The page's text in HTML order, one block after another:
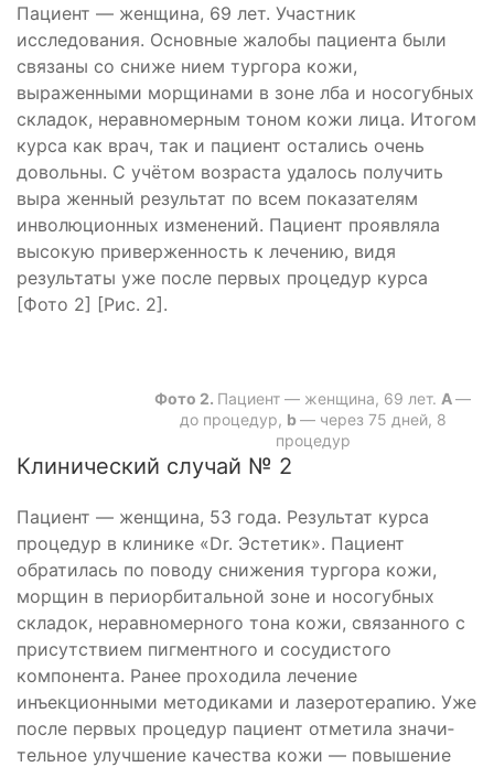
Пациент — женщина, 69 лет. Участник
исследования. Основные жалобы пациента были
связаны со сниже­ нием тургора кожи,
выраженными морщинами в зоне лба и носогубных
складок, неравномерным тоном кожи лица. Итогом
курса как врач, так и пациент остались очень
довольны. С учётом возраста удалось получить
выра­ женный результат по всем показателям
инволюционных изменений. Пациент проявляла
высокую приверженность к лечению, видя
результаты уже после первых процедур курса
[Фото 2] [Рис. 2].
Фото 2. Пациент — женщина, 69 лет. А—
до процедур, b— через 75 дней, 8
процедур
Клинический случай № 2
Пациент — женщина, 53 года. Результат курса
процедур в клинике «Dr. Эстетик». Пациент
обратилась по поводу снижения тургора кожи,
морщин в периорбитальной зоне и носогубных
складок, неравномерного тона кожи, связанного с
присутствием пигментного и сосудистого
компонента. Ранее проходила лечение
инъекционными методиками и лазеротерапию. Уже
после первых процедур пациент отметила значи­
тельное улучшение качества кожи — повышение